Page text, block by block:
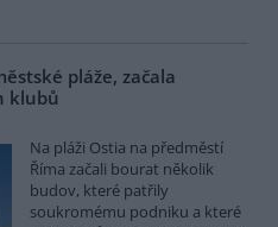
pláže, začala
klubů
Na pláži Ostia na předměstí
Říma začali bourat několik
budov, které patřily
soukromému podniku a které